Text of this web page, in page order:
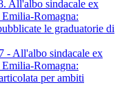
All'albo sindacale ex
Romagna:
le graduatorie di
- All'albo sindacale ex
Romagna:
per ambiti